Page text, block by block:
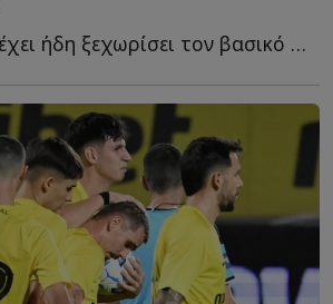
Ο Ολυμπιακός έχει ήδη ξεχωρίσει τον βασικό του στόχο γ...